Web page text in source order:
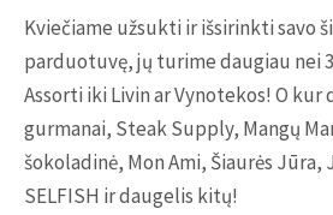
Kviečiame užsukti ir išsirinkti savo
parduotuvę, jų turime daugiau nei
Assorti iki Livin ar Vynotekos! O kur
gurmanai, Steak Supply, Mangų
šokoladinė, Mon Ami, Šiaurės Jūra,
SELFISH ir daugelis kitų!